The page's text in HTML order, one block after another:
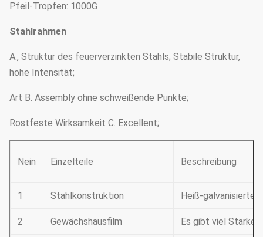
Pfeil-Tropfen: 1000G
Stahlrahmen
A., Struktur des feuerverzinkten Stahls; Stabile Struktur,
hohe Intensität;
Art B. Assembly ohne schweißende Punkte;
Rostfeste Wirksamkeit C. Excellent;
Nein Einzelteile Beschreibung
1 Stahlkonstruktion Heiß-galvanisiertes
2 Gewächshausfilm Es gibt viel Stärke,